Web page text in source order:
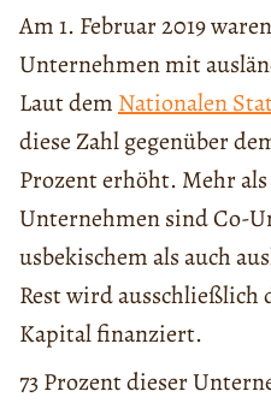
Am 1. Februar 2019
Unternehmen mit
Laut dem Nationalen
diese Zahl gegenüber
Prozent erhöht. Mehr
Unternehmen sind Co-
usbekischem als auch
Rest wird ausschließlich
Kapital finanziert.
73 Prozent dieser